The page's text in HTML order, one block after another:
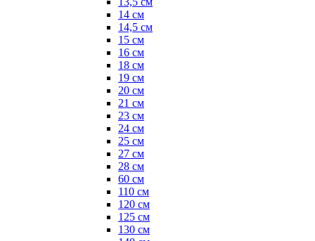
14 см
14,5 см
15 см
16 см
18 см
19 см
20 см
21 см
23 см
24 см
25 см
27 см
28 см
60 см
110 см
120 см
125 см
130 см